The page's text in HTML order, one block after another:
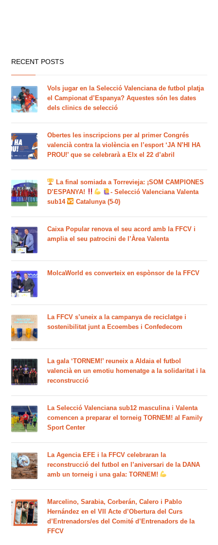
RECENT POSTS
Vols jugar en la Selecció Valenciana de futbol platja
el Campionat d’Espanya? Aquestes són les dates
dels clinics de selecció
Obertes les inscripcions per al primer Congrés
valencià contra la violència en l’esport ‘JA N’HI HA
PROU!’ que se celebrarà a Elx el 22 d’abril
La final somiada a Torrevieja: ¡SOM CAMPIONES
D’ESPANYA!
- Selecció Valenciana Valenta
sub14
Catalunya (5-0)
Caixa Popular renova el seu acord amb la FFCV i
amplia el seu patrocini de l’Àrea Valenta
MolcaWorld es converteix en espònsor de la FFCV
La FFCV s’uneix a la campanya de reciclatge i
sostenibilitat junt a Ecoembes i Confedecom
La gala ‘TORNEM!’ reuneix a Aldaia el futbol
valencià en un emotiu homenatge a la solidaritat i la
reconstrucció
La Selecció Valenciana sub12 masculina i Valenta
comencen a preparar el torneig TORNEM! al Family
Sport Center
La Agencia EFE i la FFCV celebraran la
reconstrucció del futbol en l’aniversari de la DANA
amb un torneig i una gala: TORNEM!
Marcelino, Sarabia, Corberán, Calero i Pablo
Hernández en el VII Acte d’Obertura del Curs
d’Entrenadors/es del Comité d’Entrenadors de la
FFCV